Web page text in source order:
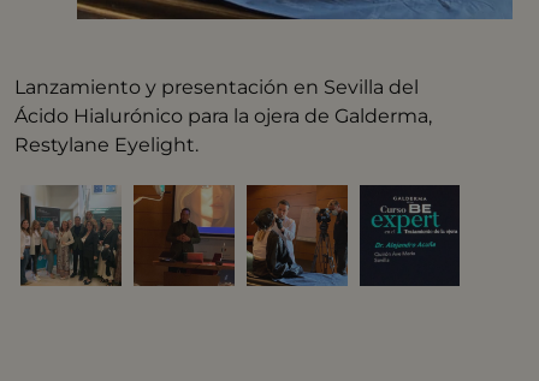
Lanzamiento y presentación en Sevilla del
Ácido Hialurónico para la ojera de Galderma,
Restylane Eyelight.